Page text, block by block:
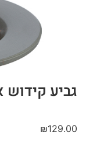
גביע קידוש
₪129.00